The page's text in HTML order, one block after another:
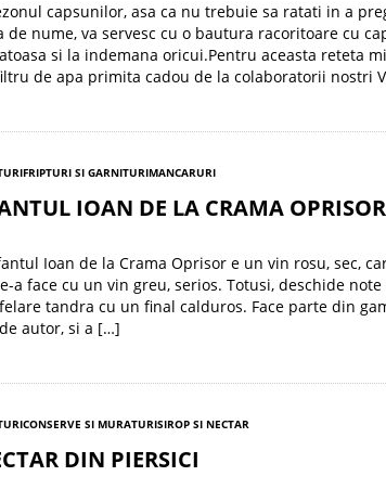
capsunilor, asa ca nu trebuie sa ratati in a
de nume, va servesc cu o bautura racoritoare cu
si la indemana oricui.Pentru aceasta reteta
de apa primita cadou de la colaboratorii nostri
FRIPTURI SI GARNITURIMANCARURI
IOAN DE LA CRAMA OPRISOR
Ioan de la Crama Oprisor e un vin rosu, sec,
a face cu un vin greu, serios. Totusi, deschide
tandra cu un final calduros. Face parte din
autor, si a […]
CONSERVE SI MURATURISIROP SI NECTAR
DIN PIERSICI